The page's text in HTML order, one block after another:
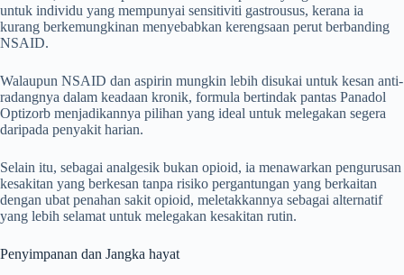
untuk individu yang mempunyai sensitiviti gastrousus, kerana ia
kurang berkemungkinan menyebabkan kerengsaan perut berbanding
NSAID.
Walaupun NSAID dan aspirin mungkin lebih disukai untuk kesan anti-
radangnya dalam keadaan kronik, formula bertindak pantas Panadol
Optizorb menjadikannya pilihan yang ideal untuk melegakan segera
daripada penyakit harian.
Selain itu, sebagai analgesik bukan opioid, ia menawarkan pengurusan
kesakitan yang berkesan tanpa risiko pergantungan yang berkaitan
dengan ubat penahan sakit opioid, meletakkannya sebagai alternatif
yang lebih selamat untuk melegakan kesakitan rutin.
Penyimpanan dan Jangka hayat